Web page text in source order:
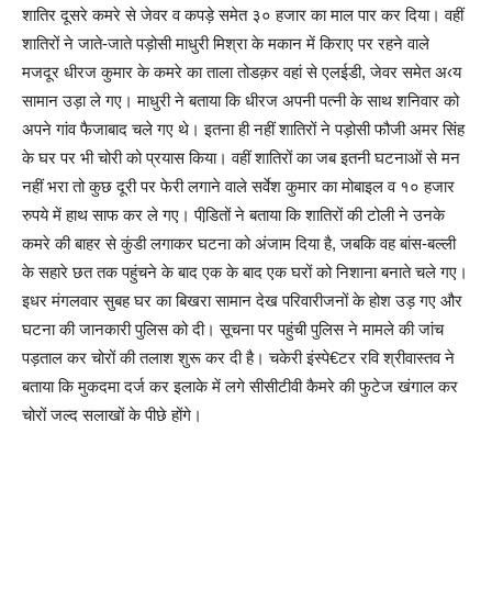
शातिर दूसरे कमरे से जेवर व कपड़े समेत ३० हजार का माल पार कर दिया। वहीं
शातिरों ने जाते-जाते पड़ोसी माधुरी मिश्रा के मकान में किराए पर रहने वाले
मजदूर धीरज कुमार के कमरे का ताला तोडक़र वहां से एलईडी, जेवर समेत अ‹य
सामान उड़ा ले गए। माधुरी ने बताया कि धीरज अपनी पत्नी के साथ शनिवार को
अपने गांव फैजाबाद चले गए थे। इतना ही नहीं शातिरों ने पड़ोसी फौजी अमर सिंह
के घर पर भी चोरी को प्रयास किया। वहीं शातिरों का जब इतनी घटनाओं से मन
नहीं भरा तो कुछ दूरी पर फेरी लगाने वाले सर्वेश कुमार का मोबाइल व १० हजार
रुपये में हाथ साफ कर ले गए। पीडि़तों ने बताया कि शातिरों की टोली ने उनके
कमरे की बाहर से कुंडी लगाकर घटना को अंजाम दिया है, जबकि वह बांस-बल्ली
के सहारे छत तक पहुंचने के बाद एक के बाद एक घरों को निशाना बनाते चले गए।
इधर मंगलवार सुबह घर का बिखरा सामान देख परिवारीजनों के होश उड़ गए और
घटना की जानकारी पुलिस को दी। सूचना पर पहुंची पुलिस ने मामले की जांच
पड़ताल कर चोरों की तलाश शुरू कर दी है। चकेरी इंस्पे€टर रवि श्रीवास्तव ने
बताया कि मुकदमा दर्ज कर इलाके में लगे सीसीटीवी कैमरे की फुटेज खंगाल कर
चोरों जल्द सलाखों के पीछे होंगे।